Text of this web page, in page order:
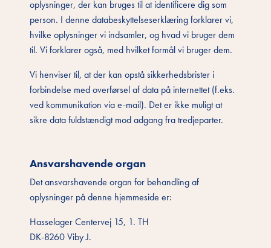
oplysninger, der kan bruges til at identificere dig som
person. I denne databeskyttelseserklæring forklarer vi,
hvilke oplysninger vi indsamler, og hvad vi bruger dem
til. Vi forklarer også, med hvilket formål vi bruger dem.
Vi henviser til, at der kan opstå sikkerhedsbrister i
forbindelse med overførsel af data på internettet (f.eks.
ved kommunikation via e-mail). Det er ikke muligt at
sikre data fuldstændigt mod adgang fra tredjeparter.
Ansvarshavende organ
Det ansvarshavende organ for behandling af
oplysninger på denne hjemmeside er:
Hasselager Centervej 15, 1. TH
DK-8260 Viby J.